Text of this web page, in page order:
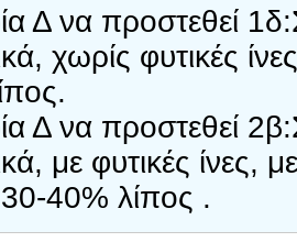
Δ να προστεθεί
χωρίς φυτικές
Δ να προστεθεί
με φυτικές
40% λίπος .